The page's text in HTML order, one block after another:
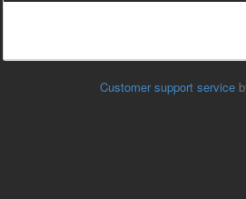
Customer support service